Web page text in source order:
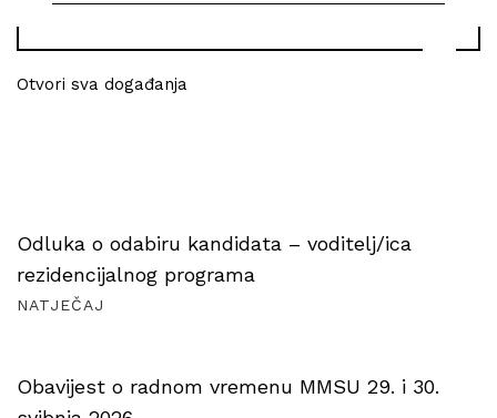
Otvori sva događanja
Odluka o odabiru kandidata – voditelj/ica
rezidencijalnog programa
NATJEČAJ
Obavijest o radnom vremenu MMSU 29. i 30.